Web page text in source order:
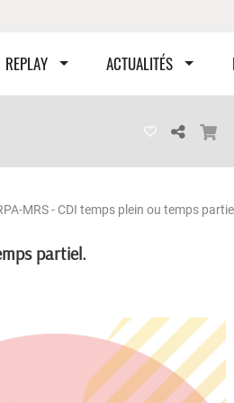
REPLAY ACTUALITÉS
MRS - CDI temps plein ou temps
partiel.